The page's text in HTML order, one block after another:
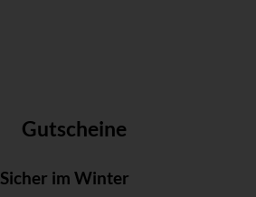
Gutscheine
Sicher im Winter